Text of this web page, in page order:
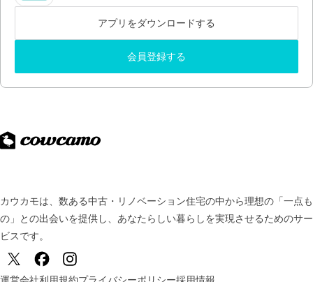
アプリをダウンロードする
会員登録する
カウカモは、数ある中古・リノベーション住宅の中から理想の「一点も
の」との出会いを提供し、 あなたらしい暮らしを実現させるためのサー
ビスです。